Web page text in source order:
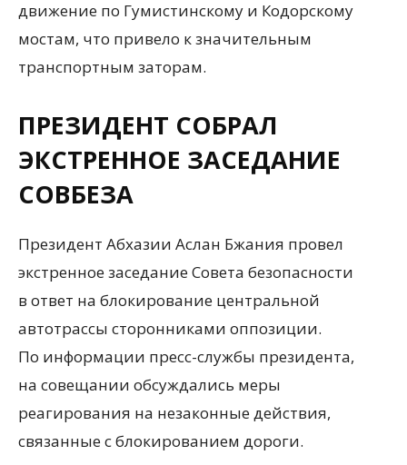
движение по Гумистинскому и Кодорскому
мостам, что привело к значительным
транспортным заторам.
ПРЕЗИДЕНТ СОБРАЛ
ЭКСТРЕННОЕ ЗАСЕДАНИЕ
СОВБЕЗА
Президент Абхазии Аслан Бжания провел
экстренное заседание Совета безопасности
в ответ на блокирование центральной
автотрассы сторонниками оппозиции.
По информации пресс-службы президента,
на совещании обсуждались меры
реагирования на незаконные действия,
связанные с блокированием дороги.